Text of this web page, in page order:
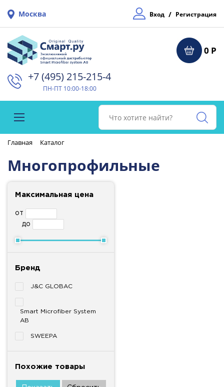
Москва Вход / Регистрация
0 Р
+7 (495) 215-215-4⁠
ПН-ПТ 10:00-18:00
Главная Каталог
Многопрофильные
Максимальная цена
от
до
Бренд
J&C GLOBAC
Smart Microfiber System
AB
SWEEPA
Похожие товары